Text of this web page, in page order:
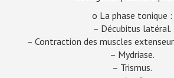
o La phase tonique :
– Décubitus latéral.
– Contraction des muscles
– Mydriase.
– Trismus.